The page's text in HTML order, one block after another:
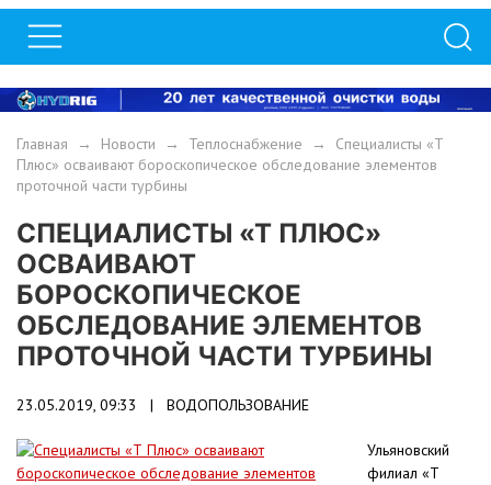
Главная → Новости → Теплоснабжение → Специалисты «Т
Плюс» осваивают бороскопическое обследование элементов
проточной части турбины
СПЕЦИАЛИСТЫ «Т ПЛЮС»
ОСВАИВАЮТ
БОРОСКОПИЧЕСКОЕ
ОБСЛЕДОВАНИЕ ЭЛЕМЕНТОВ
ПРОТОЧНОЙ ЧАСТИ ТУРБИНЫ
23.05.2019, 09:33 | ВОДОПОЛЬЗОВАНИЕ
Ульяновский
филиал «Т